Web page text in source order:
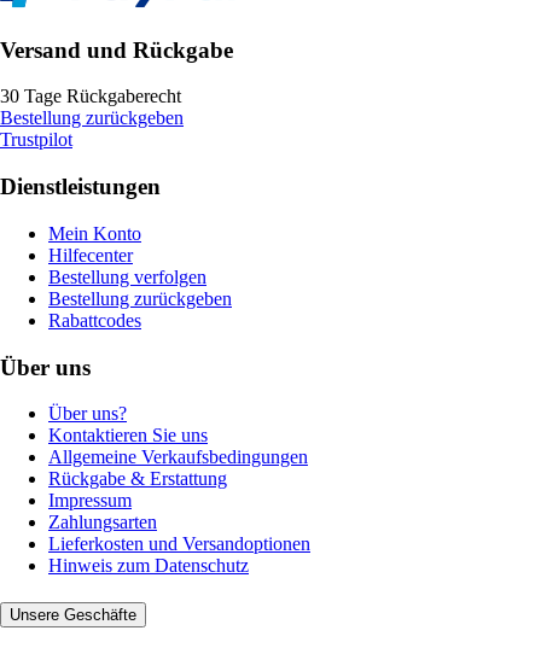
Versand und Rückgabe
30 Tage Rückgaberecht
Bestellung zurückgeben
Trustpilot
Dienstleistungen
Mein Konto
Hilfecenter
Bestellung verfolgen
Bestellung zurückgeben
Rabattcodes
Über uns
Über uns?
Kontaktieren Sie uns
Allgemeine Verkaufsbedingungen
Rückgabe & Erstattung
Impressum
Zahlungsarten
Lieferkosten und Versandoptionen
Hinweis zum Datenschutz
Unsere Geschäfte